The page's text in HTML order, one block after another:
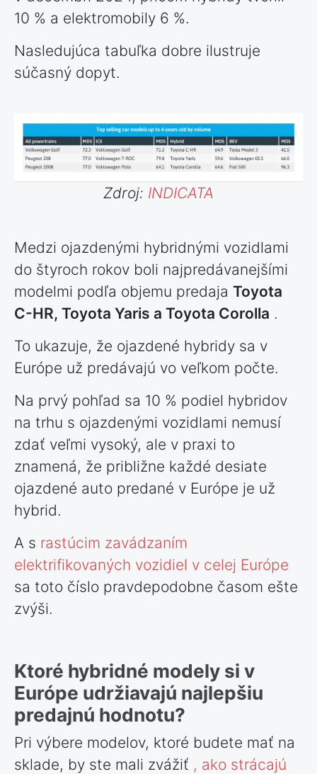
10 % a elektromobily 6 %.
Nasledujúca tabuľka dobre ilustruje
súčasný dopyt.
Zdroj: INDICATA
Medzi ojazdenými hybridnými vozidlami
do štyroch rokov boli najpredávanejšími
modelmi podľa objemu predaja Toyota
C-HR, Toyota Yaris a Toyota Corolla .
To ukazuje, že ojazdené hybridy sa v
Európe už predávajú vo veľkom počte.
Na prvý pohľad sa 10 % podiel hybridov
na trhu s ojazdenými vozidlami nemusí
zdať veľmi vysoký, ale v praxi to
znamená, že približne každé desiate
ojazdené auto predané v Európe je už
hybrid.
A s rastúcim zavádzaním
elektrifikovaných vozidiel v celej Európe
sa toto číslo pravdepodobne časom ešte
zvýši.
Ktoré hybridné modely si v
Európe udržiavajú najlepšiu
predajnú hodnotu?
Pri výbere modelov, ktoré budete mať na
sklade, by ste mali zvážiť , ako strácajú